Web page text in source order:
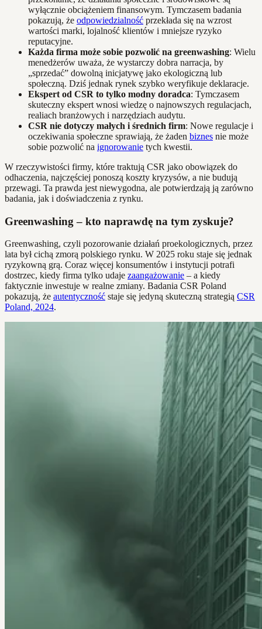
wyłącznie obciążeniem finansowym. Tymczasem badania
pokazują, że odpowiedzialność przekłada się na wzrost
wartości marki, lojalność klientów i mniejsze ryzyko
reputacyjne.
Każda firma może sobie pozwolić na greenwashing: Wielu
menedżerów uważa, że wystarczy dobra narracja, by
„sprzedać” dowolną inicjatywę jako ekologiczną lub
społeczną. Dziś jednak rynek szybko weryfikuje deklaracje.
Ekspert od CSR to tylko modny doradca: Tymczasem
skuteczny ekspert wnosi wiedzę o najnowszych regulacjach,
realiach branżowych i narzędziach audytu.
CSR nie dotyczy małych i średnich firm: Nowe regulacje i
oczekiwania społeczne sprawiają, że żaden biznes nie może
sobie pozwolić na ignorowanie tych kwestii.
W rzeczywistości firmy, które traktują CSR jako obowiązek do
odhaczenia, najczęściej ponoszą koszty kryzysów, a nie budują
przewagi. Ta prawda jest niewygodna, ale potwierdzają ją zarówno
badania, jak i doświadczenia z rynku.
Greenwashing – kto naprawdę na tym zyskuje?
Greenwashing, czyli pozorowanie działań proekologicznych, przez
lata był cichą zmorą polskiego rynku. W 2025 roku staje się jednak
ryzykowną grą. Coraz więcej konsumentów i instytucji potrafi
dostrzec, kiedy firma tylko udaje zaangażowanie – a kiedy
faktycznie inwestuje w realne zmiany. Badania CSR Poland
pokazują, że autentyczność staje się jedyną skuteczną strategią CSR
Poland, 2024.